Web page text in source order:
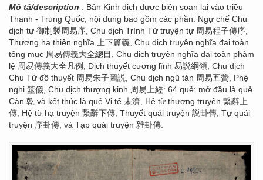
Mô tả/description : Bản Kinh dịch được biên soạn lại vào triều
Thanh - Trung Quốc, nội dung bao gồm các phần: Ngự chế Chu
dịch tự 御制製周易序, Chu dịch Trình Tử truyện tự 周易程子傳序,
Thượng hạ thiên nghĩa 上下篇義, Chu dịch truyện nghĩa đại toàn
tổng mục 周易傳義大全總目, Chu dịch truyện nghĩa đại toàn phàm
lệ 周易傳義大全凡例, Dịch thuyết cương lĩnh 易説綱領, Chu dịch
Chu Tử đồ thuyết 周易朱子圖説, Chu dịch ngũ tán 周易五贊, Phệ
nghi 筮儀, Chu dịch thượng kinh 周易上經: 64 quẻ: mở đầu là quẻ
Càn 乾 và kết thúc là quẻ Vị tế 未濟, Hệ từ thượng truyện 繋辭上
傳, Hệ từ hạ truyện 繋辭下傳, Thuyết quái truyện 説卦傳, Tự quái
truyện 序卦傳, và Tạp quái truyện 雜卦傳.